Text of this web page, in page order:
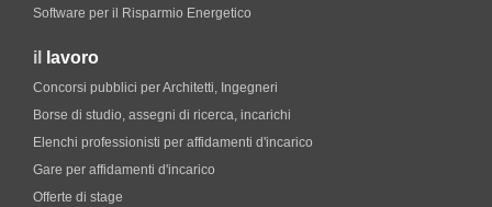
Software per il Risparmio Energetico
il lavoro
Concorsi pubblici per Architetti, Ingegneri
Borse di studio, assegni di ricerca, incarichi
Elenchi professionisti per affidamenti d'incarico
Gare per affidamenti d'incarico
Offerte di stage